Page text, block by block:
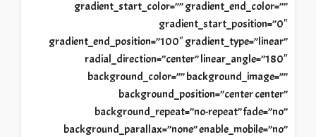
gradient_start_color=”” gradient_end_color=””
gradient_start_position=”0″
gradient_end_position=”100″ gradient_type=”linear”
radial_direction=”center” linear_angle=”180″
background_color=”” background_image=””
background_position=”center center”
background_repeat=”no-repeat” fade=”no”
background_parallax=”none” enable_mobile=”no”